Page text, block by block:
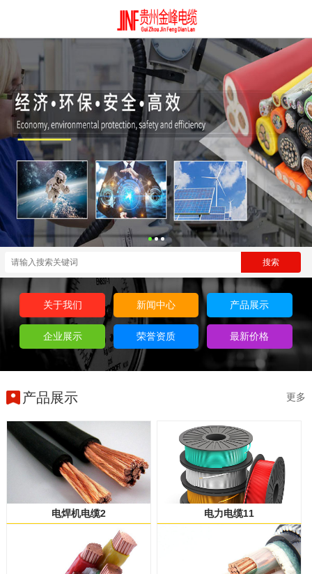
关于我们 新闻中心 产品展示
企业展示 荣誉资质 最新价格
产品展示 更多
电焊机电缆2 电力电缆11